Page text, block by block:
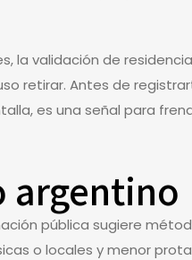
la validación de
retirar. Antes de
es una señal para
argentino
pública sugiere
o locales y menor